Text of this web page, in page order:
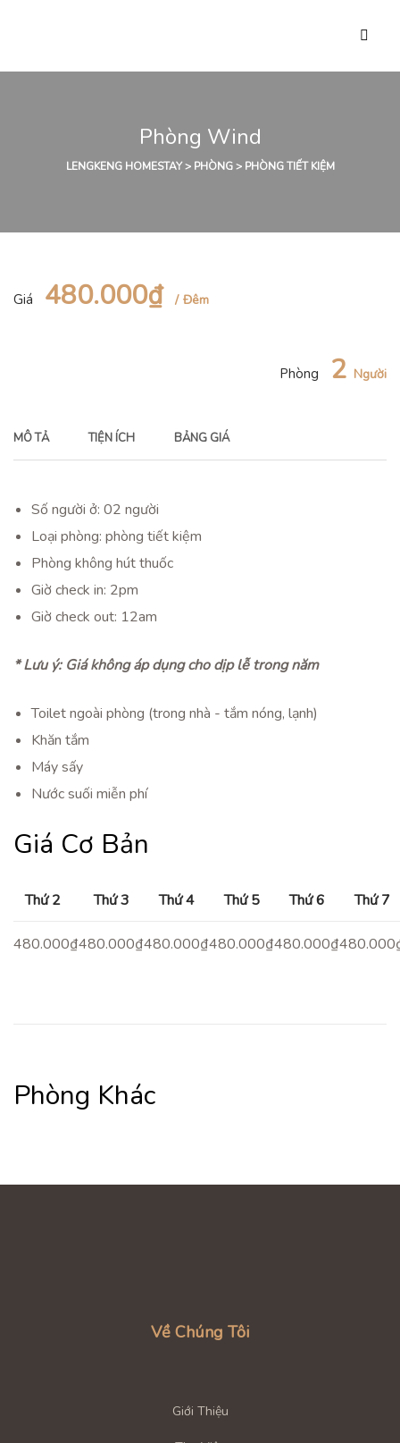
Phòng Wind
LENGKENG HOMESTAY> PHÒNG> PHÒNG TIẾT KIỆM
Giá 480.000₫ Đêm
Phòng 2 Người
MÔ TẢ TIỆN ÍCH BẢNG GIÁ
Số người ở: 02 người
Loại phòng: phòng tiết kiệm
Phòng không hút thuốc
Giờ check in: 2pm
Giờ check out: 12am
* Lưu ý: Giá không áp dụng cho dịp lễ trong năm
Toilet ngoài phòng (trong nhà - tắm nóng, lạnh)
Khăn tắm
Máy sấy
Nước suối miễn phí
Giá Cơ Bản
Thứ 2 Thứ 3 Thứ 4 Thứ 5 Thứ 6 Thứ 7
480.000₫480.000₫480.000₫480.000₫480.000₫
Phòng Khác
Về Chúng Tôi
Giới Thiệu